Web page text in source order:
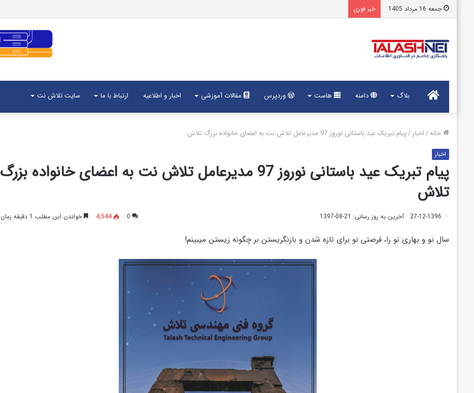
جمعه 16 مرداد 1405 خبر فوری
خانه بلاگ دامنه هاست وردپرس مقالات آموزشی اخبار و اطلاعیه ارتباط با ما سایت تلاش نت
خانه/ اخبار /پیام تبریک عید باستانی نوروز 97 مدیرعامل تلاش نت به اعضای خانواده بزرگ تلاش
اخبار
پیام تبریک عید باستانی نوروز 97 مدیرعامل تلاش نت به اعضای خانواده بزرگ
تلاش
27-12-1396 آخرین به روز رسانی: 21-08-1397 0
4,544 خواندن این مطلب 1 دقیقه زمان میبرد
سال نو و بهاری نو را، فرصتی نو برای تازه شدن و بازنگریستن بر چگونه زیستن میبینم!